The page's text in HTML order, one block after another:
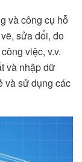
và công cụ hỗ
sửa đổi, đo
việc, v.v.
và nhập dữ
và sử dụng các